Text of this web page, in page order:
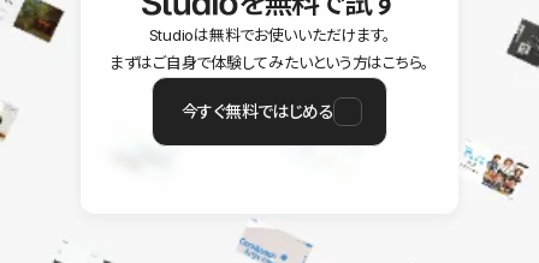
Studioは無料でお使いいただけます。
まずはご自身で体験してみたいという方はこちら。
今すぐ無料ではじめる